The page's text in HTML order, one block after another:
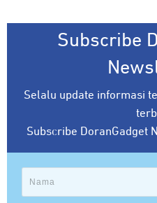
Subscribe
Selalu update informasi
Subscribe DoranGadget